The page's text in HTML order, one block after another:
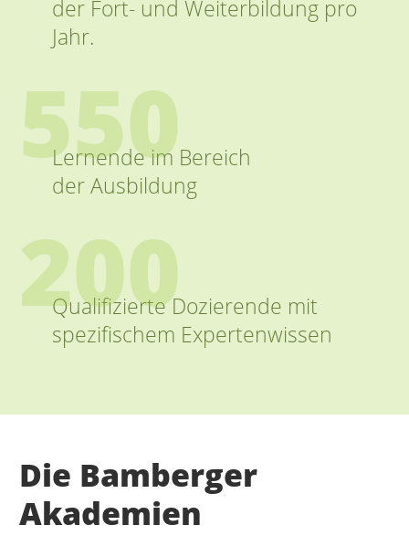
der Fort- und Weiterbildung pro
Jahr.
550
Lernende im Bereich
der Ausbildung
200
Qualifizierte Dozierende mit
spezifischem Expertenwissen
Die Bamberger
Akademien